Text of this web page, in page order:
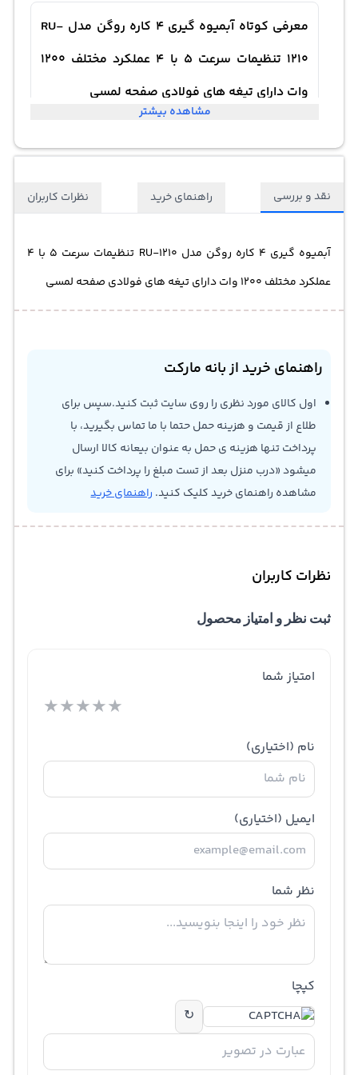
معرفی کوتاه آبمیوه گیری 4 کاره روگن مدل RU-
1210 تنظیمات سرعت 5 با 4 عملکرد مختلف 1200
وات دارای تیغه های فولادی صفحه لمسی
مشاهده بیشتر
نقد و بررسی راهنمای خرید نظرات کاربران
آبمیوه گیری 4 کاره روگن مدل RU-1210 تنظیمات سرعت 5 با 4
عملکرد مختلف 1200 وات دارای تیغه های فولادی صفحه لمسی
راهنمای خرید از بانه مارکت
اول کالای مورد نظری را روی سایت ثبت کنید.سپس برای
طلاع از قیمت و هزینه حمل حتما با ما تماس بگیرید، با
پرداخت تنها هزینه ی حمل به عنوان بیعانه کالا ارسال
میشود «درب منزل بعد از تست مبلغ را پرداخت کنید» برای
مشاهده راهنمای خرید کلیک کنید. راهنمای خرید
نظرات کاربران
ثبت نظر و امتیاز محصول
امتیاز شما
★★★★★
نام (اختیاری)
ایمیل (اختیاری)
نظر شما
کپچا
↻